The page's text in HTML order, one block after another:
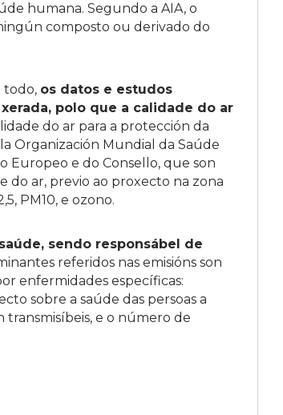
humana. Segundo a AIA, o
composto ou derivado do
todo, os datos e estudos
polo que a calidade do ar
do ar para a protección da
Organización Mundial da Saúde
Europeo e do Consello, que son
do ar, previo ao proxecto na zona
PM10, e ozono.
sendo responsábel de
referidos nas emisións son
enfermidades específicas:
sobre a saúde das persoas a
transmisíbeis, e o número de